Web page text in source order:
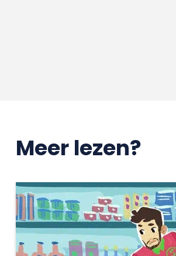
Meer lezen?